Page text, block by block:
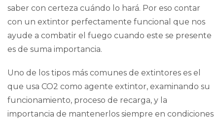
saber con certeza cuándo lo hará. Por eso contar
con un extintor perfectamente funcional que nos
ayude a combatir el fuego cuando este se presente
es de suma importancia.
Uno de los tipos más comunes de extintores es el
que usa CO2 como agente extintor, examinando su
funcionamiento, proceso de recarga, y la
importancia de mantenerlos siempre en condiciones